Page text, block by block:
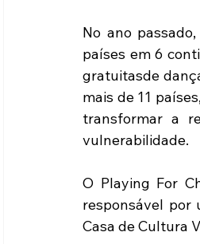
No ano
países em 6
gratuitasde
mais de 11
transformar a
vulnerabilidade.
O Playing For
responsável por
Casa de Cultura